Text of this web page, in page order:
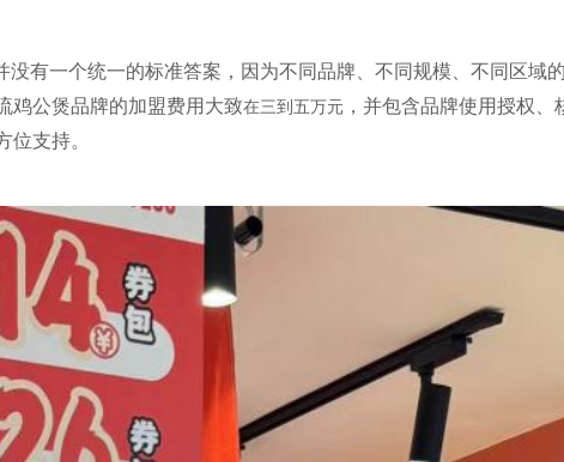
没有一个统一的标准答案，因为不同品牌、不同规模、不同区域
鸡公煲品牌的加盟费用大致在三到五万元 ，并包含品牌使用授权、
位支持。